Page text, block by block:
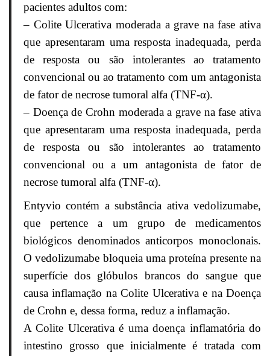
pacientes adultos com:
– Colite Ulcerativa moderada a grave na fase ativa
que apresentaram uma resposta inadequada, perda
de resposta ou são intolerantes ao tratamento
convencional ou ao tratamento com um antagonista
de fator de necrose tumoral alfa (TNF-α).
– Doença de Crohn moderada a grave na fase ativa
que apresentaram uma resposta inadequada, perda
de resposta ou são intolerantes ao tratamento
convencional ou a um antagonista de fator de
necrose tumoral alfa (TNF-α).
Entyvio contém a substância ativa vedolizumabe,
que pertence a um grupo de medicamentos
biológicos denominados anticorpos monoclonais.
O vedolizumabe bloqueia uma proteína presente na
superfície dos glóbulos brancos do sangue que
causa inflamação na Colite Ulcerativa e na Doença
de Crohn e, dessa forma, reduz a inflamação.
A Colite Ulcerativa é uma doença inflamatória do
intestino grosso que inicialmente é tratada com